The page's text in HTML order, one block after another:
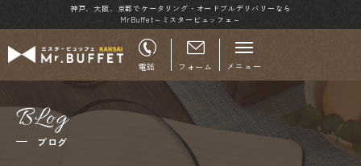
神戸、大阪、京都でケータリング・オードブルデリバリーなら
MrBuffet～ミスタービュッフェ～
電話 フォーム メニュー
BLog
ブログ